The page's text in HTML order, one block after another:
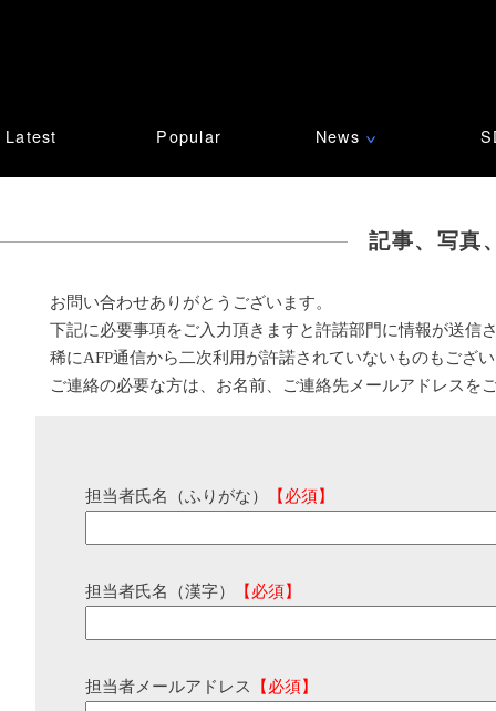
Latest Popular News ∨
記事、写真
お問い合わせありがとうございます。
下記に必要事項をご入力頂きますと許諾部門に情報が送信
稀にAFP通信から二次利用が許諾されていないものもござ
ご連絡の必要な方は、お名前、ご連絡先メールアドレスを
担当者氏名（ふりがな） 【必須】
担当者氏名（漢字） 【必須】
担当者メールアドレス 【必須】